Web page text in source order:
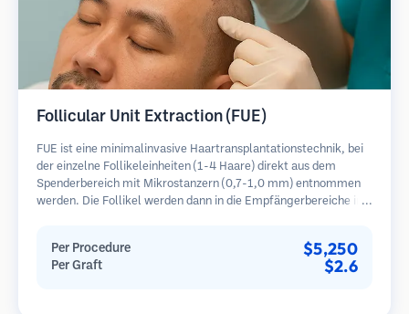
Follicular Unit Extraction (FUE)
FUE ist eine minimalinvasive Haartransplantationstechnik, bei
der einzelne Follikeleinheiten (1-4 Haare) direkt aus dem
Spenderbereich mit Mikrostanzern (0,7-1,0 mm) entnommen
werden. Die Follikel werden dann in die Empfängerbereiche in
im Vergleich zu Streifenentnahmemethoden.
Per Procedure $5,250
Per Graft $2.6